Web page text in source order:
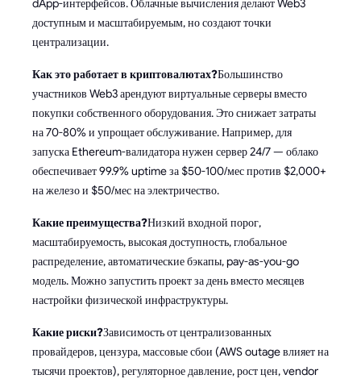
dApp-интерфейсов. Облачные вычисления делают Web3
доступным и масштабируемым, но создают точки
централизации.
Как это работает в криптовалютах?Большинство
участников Web3 арендуют виртуальные серверы вместо
покупки собственного оборудования. Это снижает затраты
на 70-80% и упрощает обслуживание. Например, для
запуска Ethereum-валидатора нужен сервер 24/7 — облако
обеспечивает 99.9% uptime за $50-100/мес против $2,000+
на железо и $50/мес на электричество.
Какие преимущества?Низкий входной порог,
масштабируемость, высокая доступность, глобальное
распределение, автоматические бэкапы, pay-as-you-go
модель. Можно запустить проект за день вместо месяцев
настройки физической инфраструктуры.
Какие риски?Зависимость от централизованных
провайдеров, цензура, массовые сбои (AWS outage влияет на
тысячи проектов), регуляторное давление, рост цен, vendor